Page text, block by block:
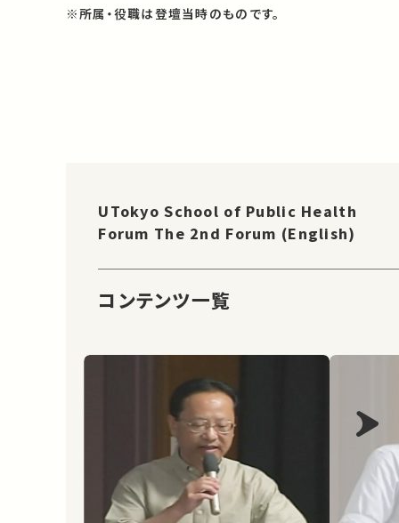
※所属・役職は登壇当時のものです。
UTokyo School of Public Health
Forum The 2nd Forum (English)
コンテンツ一覧